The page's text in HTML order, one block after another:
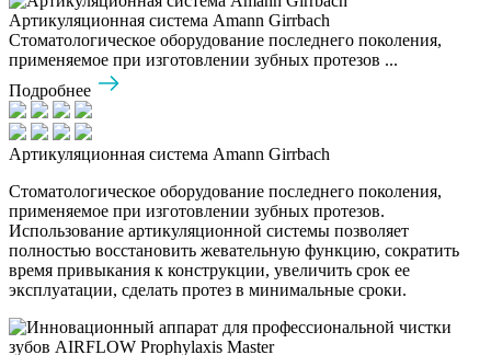
Артикуляционная система Amann Girrbach
Стоматологическое оборудование последнего поколения,
применяемое при изготовлении зубных протезов ...
Подробнее
Артикуляционная система Amann Girrbach
Стоматологическое оборудование последнего поколения,
применяемое при изготовлении зубных протезов.
Использование артикуляционной системы позволяет
полностью восстановить жевательную функцию, сократить
время привыкания к конструкции, увеличить срок ее
эксплуатации, сделать протез в минимальные сроки.